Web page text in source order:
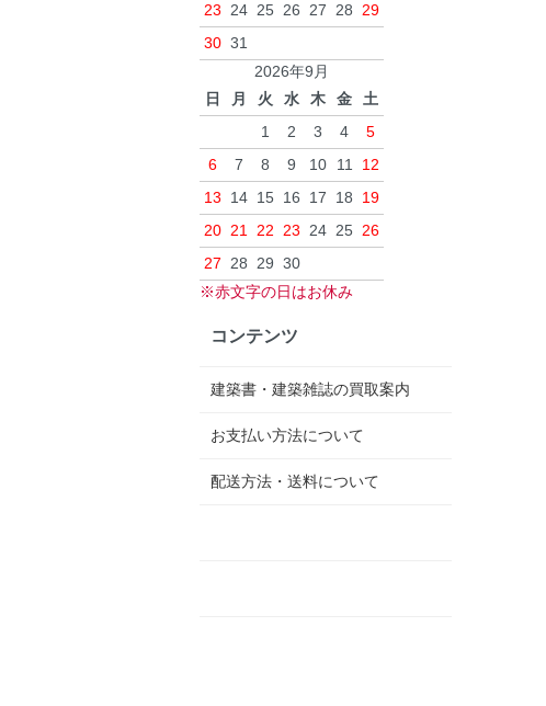
23 24 25 26 27 28 29
30 31
2026年9月
日
月 火 水 木 金
土
1
2 3 4
5
6
7 8 9 10 11
12
13
14 15 16 17 18
19
20 21 22 23 24 25 26
27 28 29 30
※赤文字の日はお休み
コンテンツ
建築書・建築雑誌の買取案内
お支払い方法について
配送方法・送料について